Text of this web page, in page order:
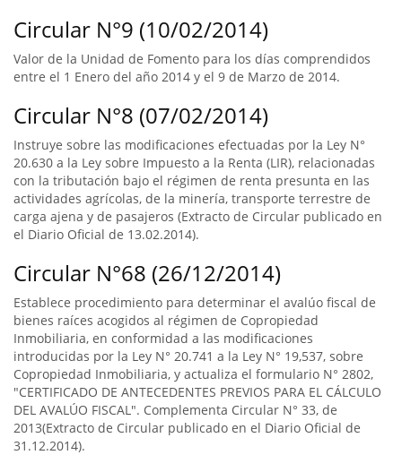
Circular N°9 (10/02/2014)
Valor de la Unidad de Fomento para los días comprendidos
entre el 1 Enero del año 2014 y el 9 de Marzo de 2014.
Circular N°8 (07/02/2014)
Instruye sobre las modificaciones efectuadas por la Ley N°
20.630 a la Ley sobre Impuesto a la Renta (LIR), relacionadas
con la tributación bajo el régimen de renta presunta en las
actividades agrícolas, de la minería, transporte terrestre de
carga ajena y de pasajeros (Extracto de Circular publicado en
el Diario Oficial de 13.02.2014).
Circular N°68 (26/12/2014)
Establece procedimiento para determinar el avalúo fiscal de
bienes raíces acogidos al régimen de Copropiedad
Inmobiliaria, en conformidad a las modificaciones
introducidas por la Ley N° 20.741 a la Ley N° 19,537, sobre
Copropiedad Inmobiliaria, y actualiza el formulario N° 2802,
"CERTIFICADO DE ANTECEDENTES PREVIOS PARA EL CÁLCULO
DEL AVALÚO FISCAL". Complementa Circular N° 33, de
2013(Extracto de Circular publicado en el Diario Oficial de
31.12.2014).